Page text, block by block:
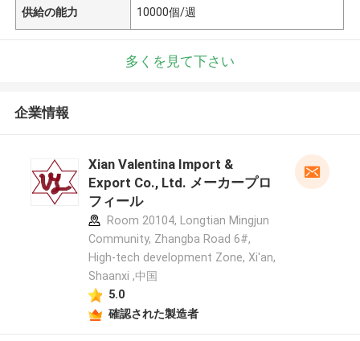
供給の能力 10000個/週
多くを見て下さい
企業情報
Xian Valentina Import &
Export Co., Ltd. メーカープロ
フィール
Room 20104, Longtian Mingjun
Community, Zhangba Road 6#,
High-tech development Zone, Xi'an,
Shaanxi ,中国
5.0
確認された製造者